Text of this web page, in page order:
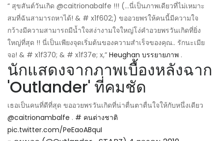
“ สุขสันต์วันเกิด @caitrionabalfe !!! (…นี่เป็นภาพเดียวที่ไม่เหมาะ
สมที่ฉันสามารถหาได้! & # x1f602;) ขออวยพรให้คนนี้มีความใจ
กว้างมีความสามารถมีน้ำใจสง่างามใจใหญ่โง่คำอวยพรวันเกิดที่ยิ่ง
ใหญ่ที่สุด !! นี่เป็นเพียงจุดเริ่มต้นของความสำเร็จของคุณ.. รักนะเมีย
จอ! & # x1f370; & # x1f37e; x,” Heughan บรรยายภาพ .
นักแสดงจากภาพเบื้องหลังฉาก
'Outlander' ที่คมชัด
เธอเป็นคนที่ดีที่สุด ขออวยพรวันเกิดที่น่าตื่นตาตื่นใจให้กับหนึ่งเดียว
@caitrionambalfe . # คนต่างชาติ
pic.twitter.com/PeEaoABquI